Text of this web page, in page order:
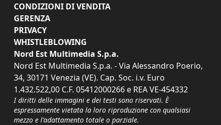
CONDIZIONI DI VENDITA
GERENZA
PRIVACY
WHISTLEBLOWING
Nord Est Multimedia S.p.a.
Nord Est Multimedia S.p.a. - Via Alessandro Poerio,
34, 30171 Venezia (VE). Cap. Soc. i.v. Euro
1.432.522,00 C.F. 05412000266 e REA VE-454332
I diritti delle immagini e dei testi sono riservati. È
espressamente vietata la loro riproduzione con qualsiasi
mezzo e l'adattamento totale o parziale.